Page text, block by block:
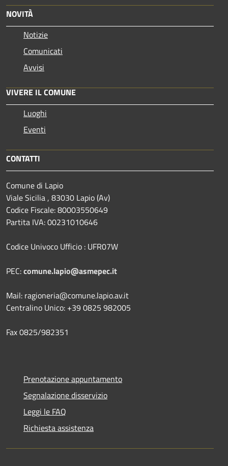
NOVITÀ
Notizie
Comunicati
Avvisi
VIVERE IL COMUNE
Luoghi
Eventi
CONTATTI
Comune di Lapio
Viale Sicilia , 83030 Lapio (Av)
Codice Fiscale: 80003550649
Partita IVA: 00231010646
Codice Univoco Ufficio : UFR07W
PEC:comune.lapio@asmepec.it
Mail: ragioneria@comune.lapio.av.it
Centralino Unico: +39 0825 982005
Fax 0825/982351
Prenotazione appuntamento
Segnalazione disservizio
Leggi le FAQ
Richiesta assistenza